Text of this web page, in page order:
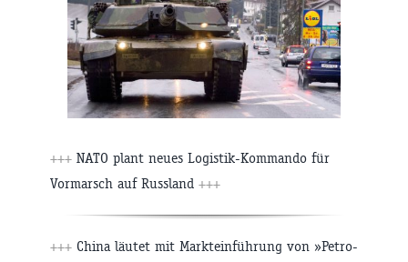
+++ NATO plant neues Logistik-Kommando für
Vormarsch auf Russland +++
+++ China läutet mit Markteinführung von »Petro-